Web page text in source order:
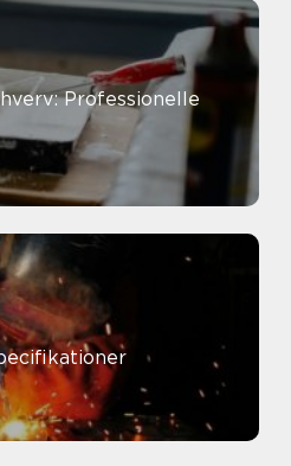
Professionelle